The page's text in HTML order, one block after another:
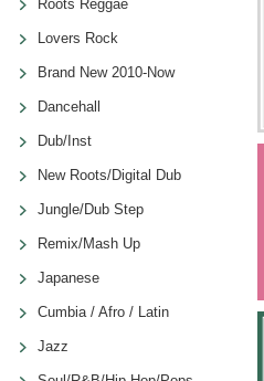
Roots Reggae
Lovers Rock
Brand New 2010-Now
Dancehall
Dub/Inst
New Roots/Digital Dub
Jungle/Dub Step
Remix/Mash Up
Japanese
Cumbia / Afro / Latin
Jazz